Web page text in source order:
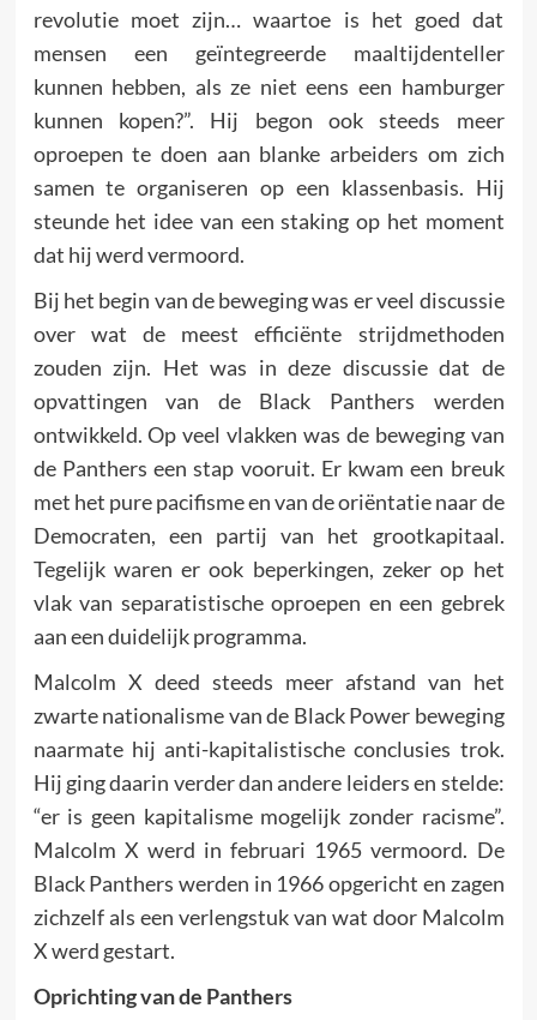
revolutie moet zijn… waartoe is het goed dat
mensen een geïntegreerde maaltijdenteller
kunnen hebben, als ze niet eens een hamburger
kunnen kopen?”. Hij begon ook steeds meer
oproepen te doen aan blanke arbeiders om zich
samen te organiseren op een klassenbasis. Hij
steunde het idee van een staking op het moment
dat hij werd vermoord.
Bij het begin van de beweging was er veel discussie
over wat de meest efficiënte strijdmethoden
zouden zijn. Het was in deze discussie dat de
opvattingen van de Black Panthers werden
ontwikkeld. Op veel vlakken was de beweging van
de Panthers een stap vooruit. Er kwam een breuk
met het pure pacifisme en van de oriëntatie naar de
Democraten, een partij van het grootkapitaal.
Tegelijk waren er ook beperkingen, zeker op het
vlak van separatistische oproepen en een gebrek
aan een duidelijk programma.
Malcolm X deed steeds meer afstand van het
zwarte nationalisme van de Black Power beweging
naarmate hij anti-kapitalistische conclusies trok.
Hij ging daarin verder dan andere leiders en stelde:
“er is geen kapitalisme mogelijk zonder racisme”.
Malcolm X werd in februari 1965 vermoord. De
Black Panthers werden in 1966 opgericht en zagen
zichzelf als een verlengstuk van wat door Malcolm
X werd gestart.
Oprichting van de Panthers